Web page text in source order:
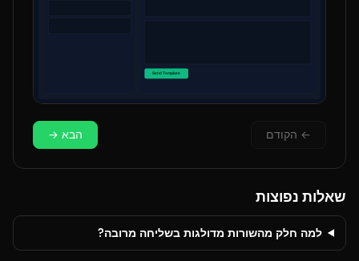
← הקודם הבא →
שאלות נפוצות
למה חלק מהשורות מדולגות בשליחה מרובה?